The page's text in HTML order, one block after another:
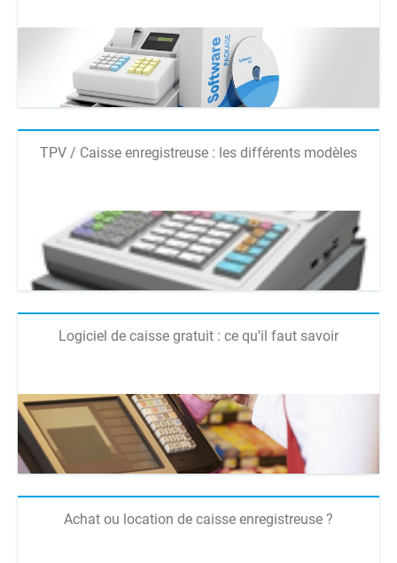
TPV / Caisse enregistreuse : les différents modèles
Logiciel de caisse gratuit : ce qu'il faut savoir
Achat ou location de caisse enregistreuse ?